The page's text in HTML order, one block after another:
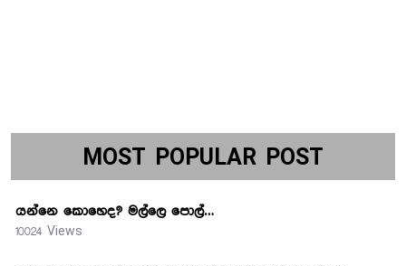
MOST POPULAR POST
යන්නෙ කොහෙද? මල්ලෙ පොල්…
10024 Views